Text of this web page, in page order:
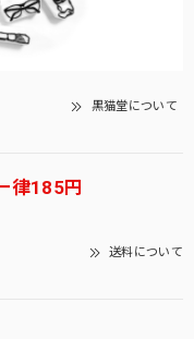
黒猫堂について
律185円
送料について